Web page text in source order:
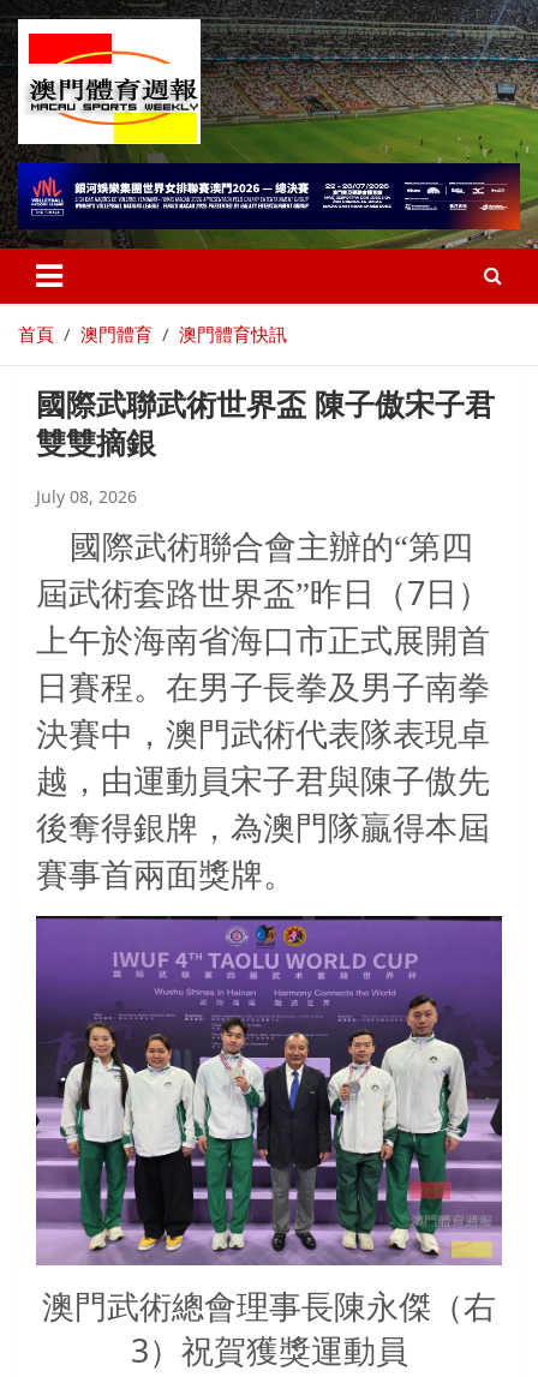
首頁 澳門體育 澳門體育快訊
國際武聯武術世界盃 陳子傲宋子君
雙雙摘銀
July 08, 2026
國際武術聯合會主辦的“第四
屆武術套路世界盃”昨日（7 日）
上午於海南省海口市正式展開首
日賽程。在男子長拳及男子南拳
決賽中，澳門武術代表隊表現卓
越，由運動員宋子君與陳子傲先
後奪得銀牌，為澳門隊贏得本屆
賽事首兩面獎牌。
澳門武術總會理事長陳永傑（右
3）祝賀獲獎運動員